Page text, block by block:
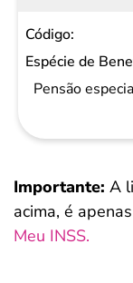
Pensão
Importante: A
acima, é
Meu INSS.